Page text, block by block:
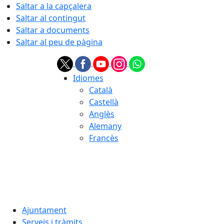
Saltar a la capçalera
Saltar al contingut
Saltar a documents
Saltar al peu de pàgina
Idiomes
Català
Castellà
Anglès
Alemany
Francès
Ajuntament